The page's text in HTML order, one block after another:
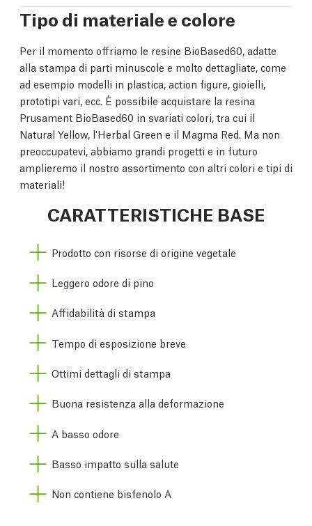
Tipo di materiale e colore
Per il momento offriamo le resine BioBased60, adatte
alla stampa di parti minuscole e molto dettagliate, come
ad esempio modelli in plastica, action figure, gioielli,
prototipi vari, ecc. È possibile acquistare la resina
Prusament BioBased60 in svariati colori, tra cui il
Natural Yellow, l'Herbal Green e il Magma Red. Ma non
preoccupatevi, abbiamo grandi progetti e in futuro
amplieremo il nostro assortimento con altri colori e tipi di
materiali!
CARATTERISTICHE BASE
Prodotto con risorse di origine vegetale
Leggero odore di pino
Affidabilità di stampa
Tempo di esposizione breve
Ottimi dettagli di stampa
Buona resistenza alla deformazione
A basso odore
Basso impatto sulla salute
Non contiene bisfenolo A